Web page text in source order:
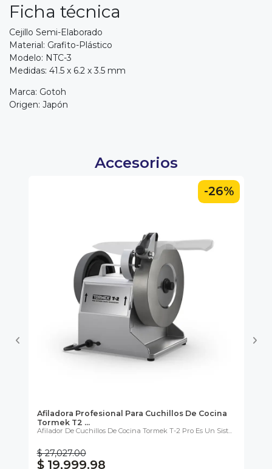
Ficha técnica
Cejillo Semi-Elaborado
Material: Grafito-Plástico
Modelo: NTC-3
Medidas: 41.5 x 6.2 x 3.5 mm
Marca: Gotoh
Origen: Japón
Accesorios
-26%
Afiladora Profesional Para Cuchillos De Cocina
Tormek T2 ...
Afilador De Cuchillos De Cocina Tormek T-2 Pro Es Un Sist...
$ 27,027.00
$ 19,999.98